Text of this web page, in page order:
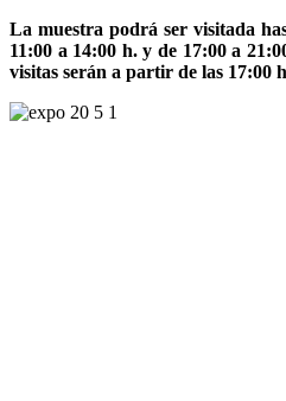
La muestra podrá ser visitada
11:00 a 14:00 h. y de 17:00 a
visitas serán a partir de las 17:00